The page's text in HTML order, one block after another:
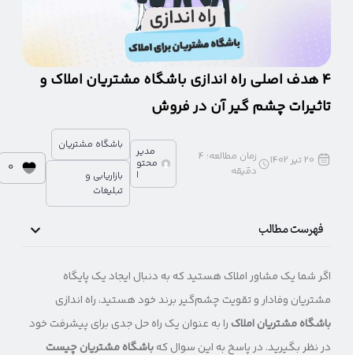
۴ هدف اصلی راه اندازی باشگاه مشتریان املاک و
تاثیرات چشم گیر آن در فروش
مدیر
محتو
ا
باشگاه مشتریان
بازاریابی و
تبلیغات
0 20 تیر 1402 زمان مطالعه: 4
دقیقه
فهرست مطالب
اگر شما یک مشاور املاک هستید که به دنبال ایجاد یک پایگاه
مشتریان وفادار و تقویت چشم‌گیر برند خود هستید، راه اندازی
باشگاه مشتریان املاک را به عنوان یک راه حل جدی برای پیشرفت خود
در نظر بگیرید. در پاسخ به این سوال کهباشگاه مشتریان چیست